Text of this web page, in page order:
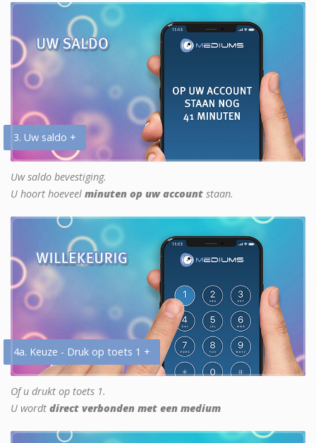
3. Uw saldo +
Uw saldo bevestiging.
U hoort hoeveel minuten op uw account staan.
4a. Keuze - Druk op toets 1 +
Of u drukt op toets 1.
U wordt direct verbonden met een medium